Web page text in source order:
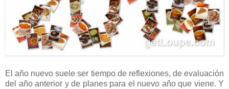
El año nuevo suele ser tiempo de reflexiones, de evaluación
del año anterior y de planes para el nuevo año que viene. Y